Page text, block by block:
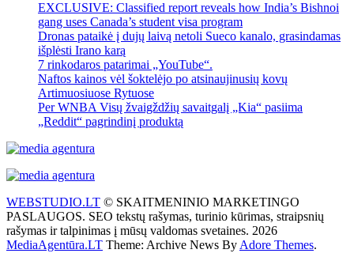
EXCLUSIVE: Classified report reveals how India’s Bishnoi
gang uses Canada’s student visa program
Dronas pataikė į dujų laivą netoli Sueco kanalo, grasindamas
išplėsti Irano karą
7 rinkodaros patarimai „YouTube“.
Naftos kainos vėl šoktelėjo po atsinaujinusių kovų
Artimuosiuose Rytuose
Per WNBA Visų žvaigždžių savaitgalį „Kia“ pasiima
„Reddit“ pagrindinį produktą
WEBSTUDIO.LT © SKAITMENINIO MARKETINGO
PASLAUGOS. SEO tekstų rašymas, turinio kūrimas, straipsnių
rašymas ir talpinimas į mūsų valdomas svetaines. 2026
MediaAgentūra.LT Theme: Archive News By Adore Themes.